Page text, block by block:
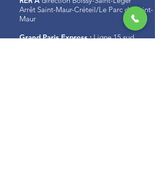
Arrêt Saint-Maur-Créteil/Le Parc de Saint-
Maur
Grand Paris Express :Ligne 15 sud